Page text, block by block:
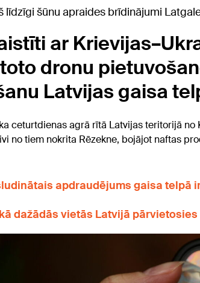
līdzīgi šūnu apraides brīdinājumi
ar
dronu
Latvijas gaisa
ceturtdienas agrā rītā Latvijas teritorijā
no tiem nokrita Rēzekne, bojājot naftas
apdraudējums gaisa telpā
dažādās vietās Latvijā